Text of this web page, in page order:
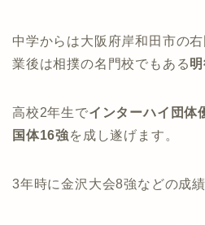
中学からは大阪府岸和田市の
業後は相撲の名門校でもある
高校2年生でインターハイ団体
国体16強を成し遂げます。
3年時に金沢大会8強などの成